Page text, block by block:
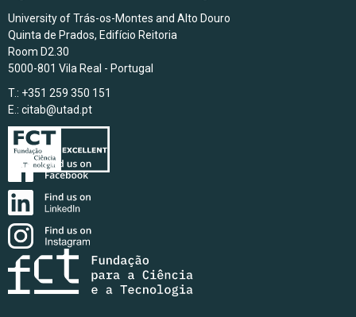
University of Trás-os-Montes and Alto Douro
Quinta de Prados, Edifício Reitoria
Room D2.30
5000-801 Vila Real - Portugal
T.: +351 259 350 151
E.: citab@utad.pt